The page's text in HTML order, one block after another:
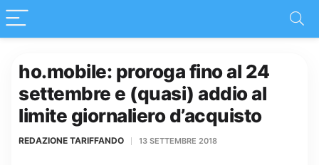
ho.mobile: proroga fino al 24
settembre e (quasi) addio al
limite giornaliero d’acquisto
REDAZIONE TARIFFANDO 13 SETTEMBRE 2018